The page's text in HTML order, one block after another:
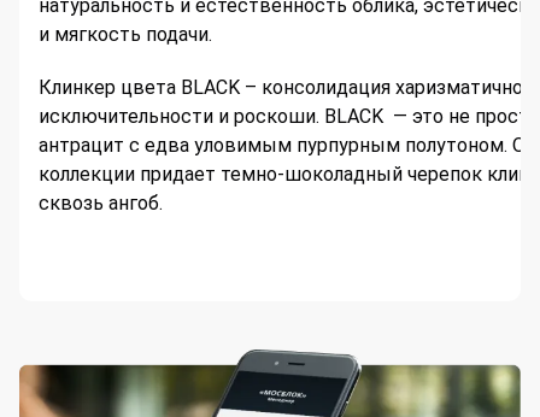
натуральность и естественность облика,
и мягкость подачи.
Клинкер цвета BLACK – консолидация
исключительности и роскоши. BLACK — это не
антрацит с едва уловимым пурпурным полутоном.
коллекции придает темно-шоколадный черепок
сквозь ангоб.